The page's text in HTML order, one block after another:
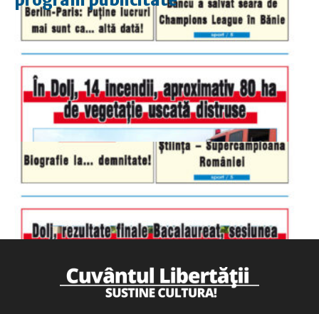
luni-vineri
9.00 - 17.00
duminică
9.00 - 12.00